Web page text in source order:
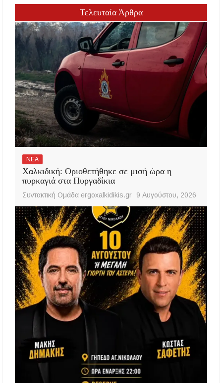
Τελευταία Άρθρα
ΝΕΑ
Χαλκιδική: Οριοθετήθηκε σε μισή ώρα η
πυρκαγιά στα Πυργαδίκια
Συντακτική Ομάδα ergoxalkidikis.gr 9 Αυγούστου, 2026